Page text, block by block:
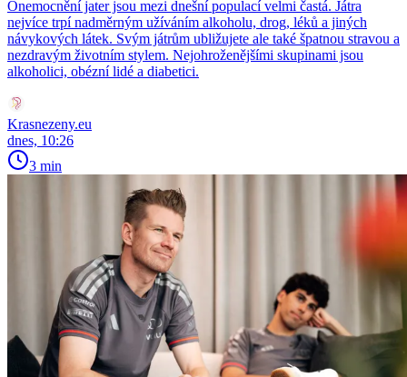
Onemocnění jater jsou mezi dnešní populací velmi častá. Játra
nejvíce trpí nadměrným užíváním alkoholu, drog, léků a jiných
návykových látek. Svým játrům ubližujete ale také špatnou stravou a
nezdravým životním stylem. Nejohroženějšími skupinami jsou
alkoholici, obézní lidé a diabetici.
Krasnezeny.eu
dnes, 10:26
3 min